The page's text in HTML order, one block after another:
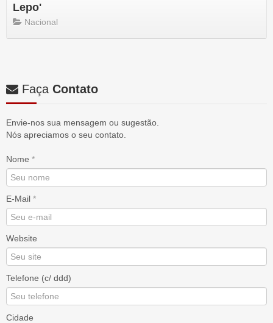
Lepo'
Nacional
Faça Contato
Envie-nos sua mensagem ou sugestão.
Nós apreciamos o seu contato.
Nome *
E-Mail *
Website
Telefone (c/ ddd)
Cidade